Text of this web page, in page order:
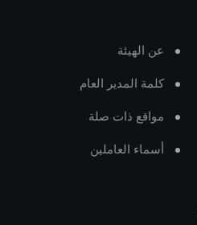
عن الهيئة
كلمة المدير العام
مواقع ذات صلة
أسماء العاملين